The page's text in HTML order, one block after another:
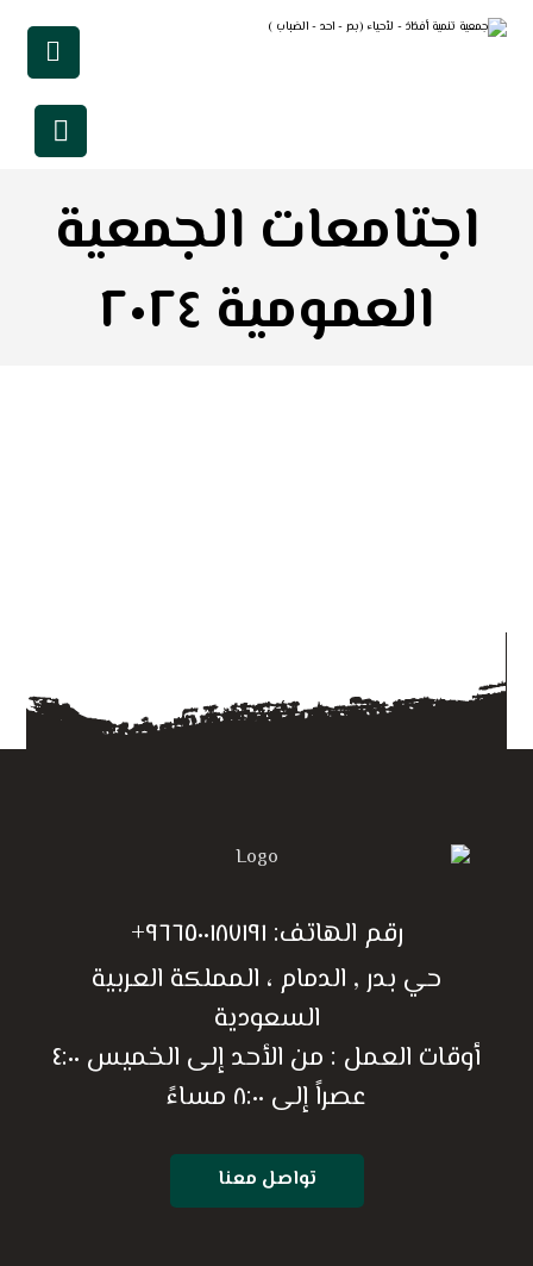
اجتامعات الجمعية
العمومية ٢٠٢٤
رقم الهاتف: ٩٦٦٥٠٠١٨٧١٩١+
حي بدر , الدمام ، المملكة العربية
السعودية
أوقات العمل : من الأحد إلى الخميس ٤:٠٠
عصراً إلى ٨:٠٠ مساءً
تواصل معنا